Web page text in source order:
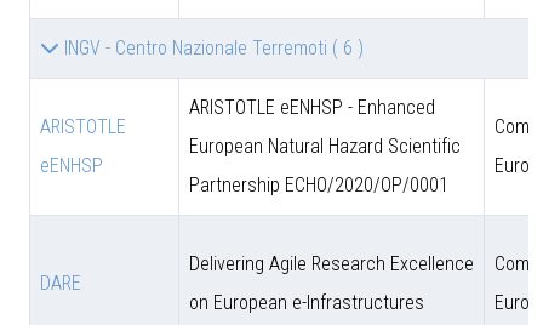
INGV - Centro Nazionale Terremoti ( 6 )
ARISTOTLE
eENHSP
ARISTOTLE eENHSP - Enhanced
European Natural Hazard Scientific
Partnership ECHO/2020/OP/0001
DARE
Delivering Agile Research Excellence
on European e-Infrastructures